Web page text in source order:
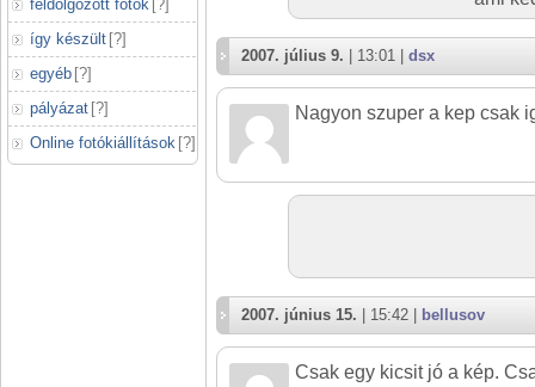
feldolgozott fotók [?]
így készült [?]
egyéb [?]
pályázat [?]
Online fotókiállítások [?]
2007. július 9. | 13:01 | dsx
Nagyon szuper a kep csak
2007. június 15. | 15:42 | bellusov
Csak egy kicsit jó a kép.